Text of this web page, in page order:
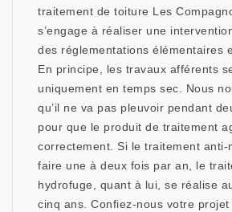
traitement de toiture Les
s’engage à réaliser une
des réglementations élémentaires
En principe, les travaux afférents
uniquement en temps sec. Nous
qu’il ne va pas pleuvoir pendant
pour que le produit de traitement
correctement. Si le traitement anti-
faire une à deux fois par an, le
hydrofuge, quant à lui, se réalise
cinq ans. Confiez-nous votre projet